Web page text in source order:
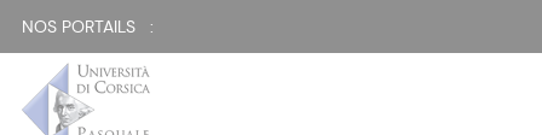
NOS PORTAILS :